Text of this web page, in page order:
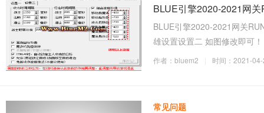
BLUE引擎2020-2021网
BLUE引擎2020-2021网关
雄设置设置二 如图修改即可
=800 ShowLogLevel=
作者：bluem2 时间：2021-
常见问题